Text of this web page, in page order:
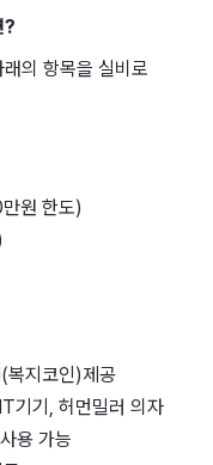
?
의 항목을 실비로
원 한도)
지코인)제공
기기, 허먼밀러 의자
용 가능